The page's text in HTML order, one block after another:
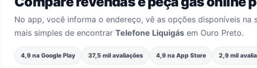
No app, você informa o endereço, vê as opções disponíveis
mais simples de encontrar Telefone Liquigás em Ouro Preto.
4,9 na Google Play 37,5 mil avaliações 4,9 na App Store 2,9 mil